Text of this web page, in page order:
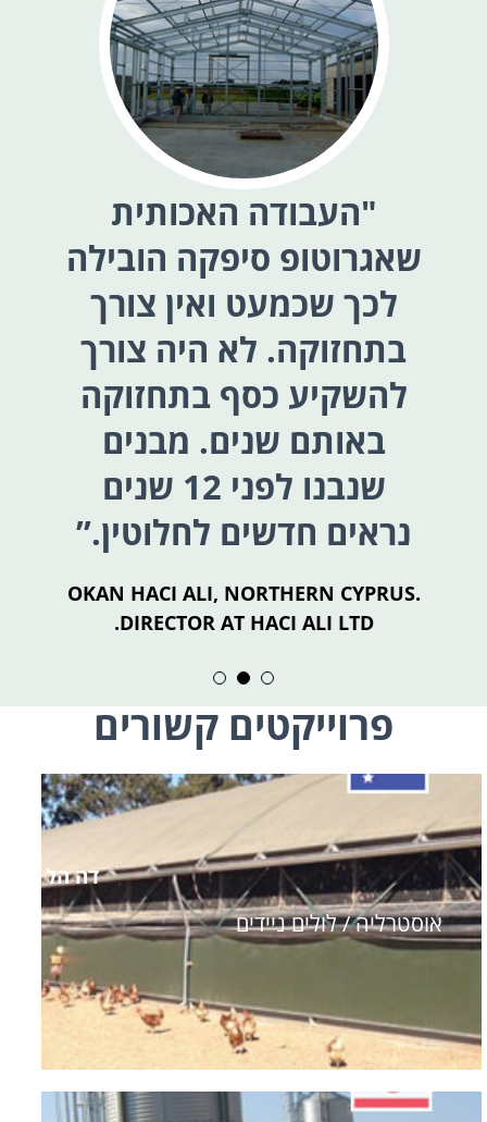
"העבודה האכותית
שאגרוטופ סיפקה הובילה
לכך שכמעט ואין צורך
בתחזוקה. לא היה צורך
להשקיע כסף בתחזוקה
באותם שנים. מבנים
שנבנו לפני 12 שנים
נראים חדשים לחלוטין.”
OKAN HACI ALI, NORTHERN CYPRUS.
DIRECTOR AT HACI ALI LTD.
פרוייקטים קשורים
דה הל
אוסטרליה / לולים ניידים